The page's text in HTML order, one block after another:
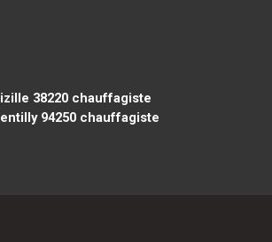
38220chauffagiste
94250chauffagiste